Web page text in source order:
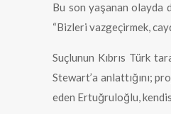
Bu son yaşanan olayda
“Bizleri vazgeçirmek,
Suçlunun Kıbrıs Türk
Stewart’a anlattığını;
eden Ertuğruloğlu,